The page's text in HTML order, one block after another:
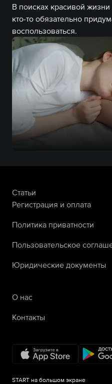
В поисках красивой
кто-то обязательно
воспользоваться.
Статьи
Регистрация и оплата
Политика приватности
Пользовательское
Юридические документы
О нас
Контакты
START на большом экране